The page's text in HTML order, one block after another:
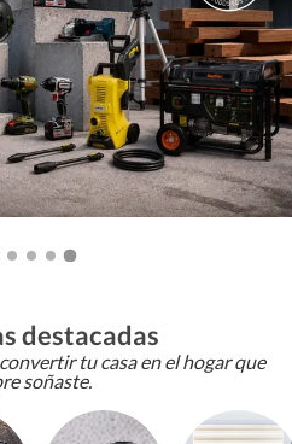
destacadas
tu casa en el hogar que
soñaste.